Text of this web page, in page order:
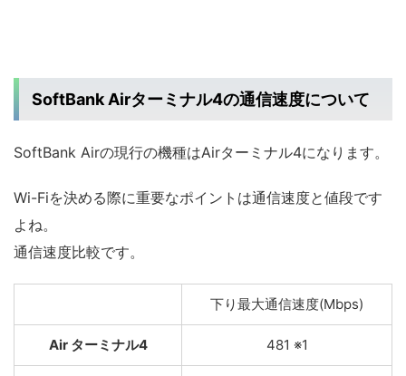
SoftBank Airターミナル4の通信速度について
SoftBank Airの現行の機種はAirターミナル4になります。
Wi-Fiを決める際に重要なポイントは通信速度と値段です
よね。
通信速度比較です。
下り最大通信速度(Mbps)
Air ターミナル4 481 ※1